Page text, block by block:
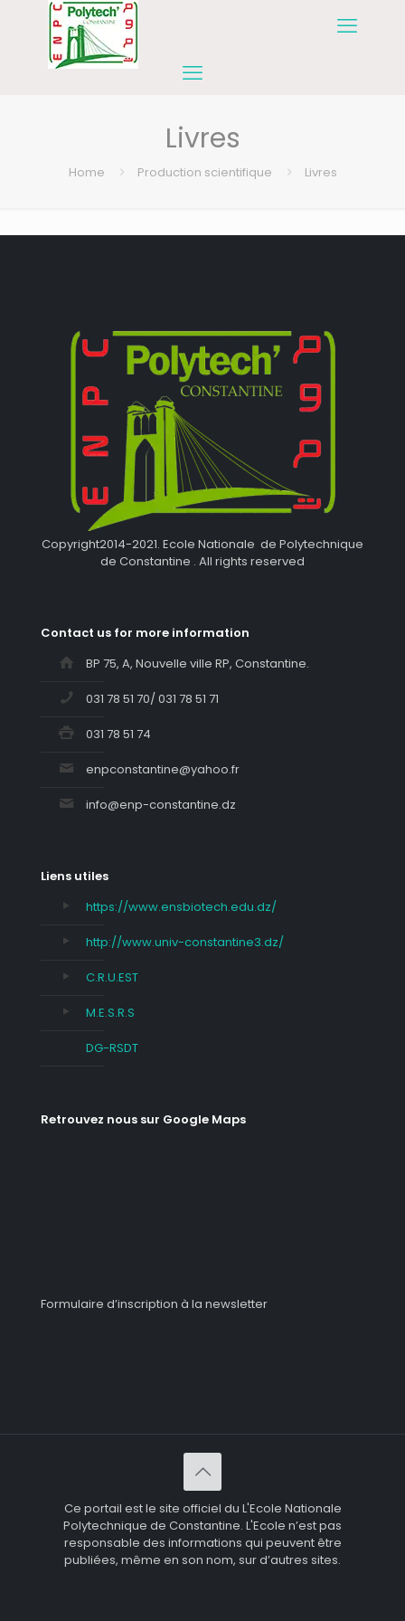
Livres
Home Production scientifique Livres
Copyright2014-2021. Ecole Nationale de Polytechnique
de Constantine . All rights reserved
Contact us for more information
BP 75, A, Nouvelle ville RP, Constantine.
031 78 51 70/ 031 78 51 71
031 78 51 74
enpconstantine@yahoo.fr
info@enp-constantine.dz
Liens utiles
https://www.ensbiotech.edu.dz/
http://www.univ-constantine3.dz/
C.R.U.EST
M.E.S.R.S
DG-RSDT
Retrouvez nous sur Google Maps
Formulaire d’inscription à la newsletter
Ce portail est le site officiel du L'Ecole Nationale
Polytechnique de Constantine. L'Ecole n’est pas
responsable des informations qui peuvent être
publiées, même en son nom, sur d’autres sites.